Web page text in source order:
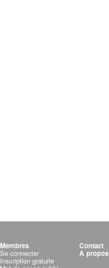
Membres
Se connecter
Inscription gratuite
Contact
A propos